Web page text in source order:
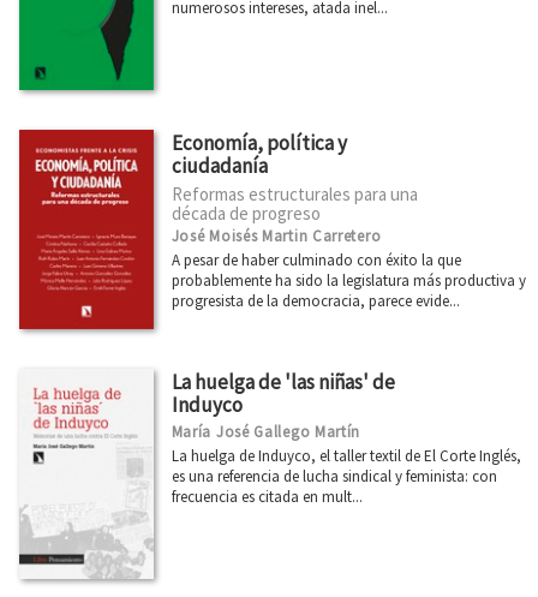
numerosos intereses, atada inel...
Economía, política y
ciudadanía
Reformas estructurales para una
década de progreso
José Moisés Martin Carretero
A pesar de haber culminado con éxito la que
probablemente ha sido la legislatura más productiva y
progresista de la democracia, parece evide...
La huelga de 'las niñas' de
Induyco
María José Gallego Martín
La huelga de Induyco, el taller textil de El Corte Inglés,
es una referencia de lucha sindical y feminista: con
frecuencia es citada en mult...